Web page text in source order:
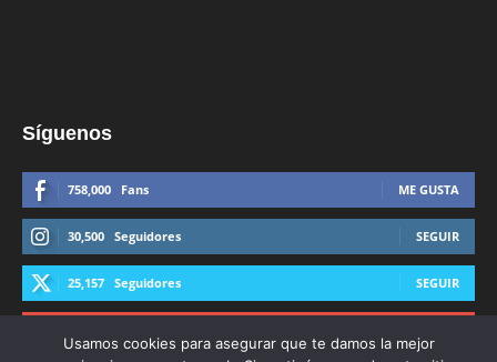
Síguenos
758,000 Fans ME GUSTA
30,500 Seguidores SEGUIR
25,157 Seguidores SEGUIR
Usamos cookies para asegurar que te damos la mejor